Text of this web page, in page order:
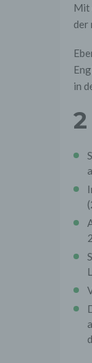
Mit
der
in